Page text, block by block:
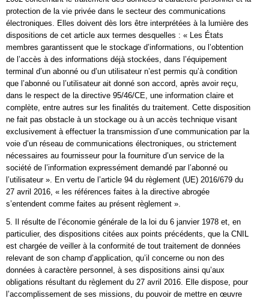
protection de la vie privée dans le secteur des communications
électroniques. Elles doivent dès lors être interprétées à la lumière des
dispositions de cet article aux termes desquelles : « Les États
membres garantissent que le stockage d’informations, ou l’obtention
de l’accès à des informations déjà stockées, dans l’équipement
terminal d’un abonné ou d’un utilisateur n’est permis qu’à condition
que l’abonné ou l’utilisateur ait donné son accord, après avoir reçu,
dans le respect de la directive 95/46/CE, une information claire et
complète, entre autres sur les finalités du traitement. Cette disposition
ne fait pas obstacle à un stockage ou à un accès technique visant
exclusivement à effectuer la transmission d’une communication par la
voie d’un réseau de communications électroniques, ou strictement
nécessaires au fournisseur pour la fourniture d’un service de la
société de l’information expressément demandé par l’abonné ou
l’utilisateur ». En vertu de l’article 94 du règlement (UE) 2016/679 du
27 avril 2016, « les références faites à la directive abrogée
s’entendent comme faites au présent règlement ».
5. Il résulte de l’économie générale de la loi du 6 janvier 1978 et, en
particulier, des dispositions citées aux points précédents, que la CNIL
est chargée de veiller à la conformité de tout traitement de données
relevant de son champ d’application, qu’il concerne ou non des
données à caractère personnel, à ses dispositions ainsi qu’aux
obligations résultant du règlement du 27 avril 2016. Elle dispose, pour
l’accomplissement de ses missions, du pouvoir de mettre en œuvre